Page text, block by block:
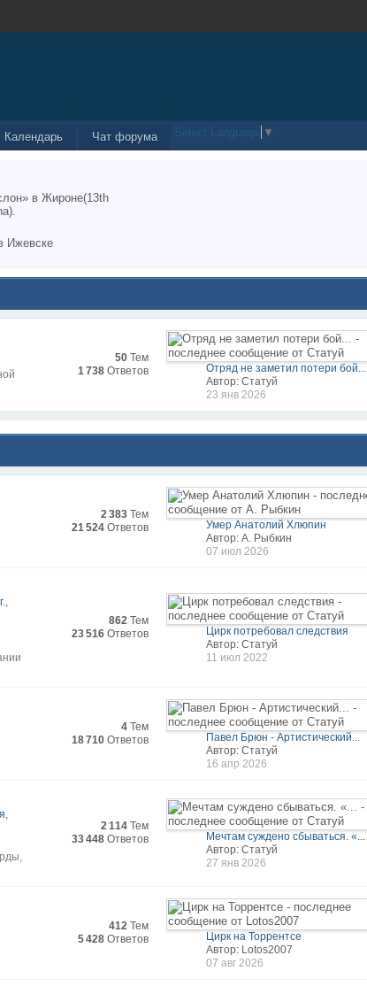
Календарь Чат форума Select Language ▼
в Жироне(13th
Ижевске
50 Тем
1 738 Ответов
Отряд не заметил потери бой...
Автор: Статуй
23 янв 2026
2 383 Тем
21 524 Ответов
Умер Анатолий Хлюпин
Автор: А. Рыбкин
07 июл 2026
,
862 Тем
23 516 Ответов
Цирк потребовал следствия
Автор: Статуй
11 июл 2022
4 Тем
18 710 Ответов
Павел Брюн - Артистический...
Автор: Статуй
16 апр 2026
,
2 114 Тем
33 448 Ответов
Мечтам суждено сбываться. «...
Автор: Статуй
27 янв 2026
412 Тем
5 428 Ответов
Цирк на Торрентсе
Автор: Lotos2007
07 авг 2026